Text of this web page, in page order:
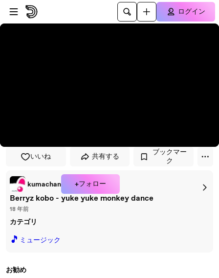
プレイヤーにスキップ
メインコンテンツにスキップ
ログイン
いいね 共有する
ブックマー
ク
kumachan +フォロー
Berryz kobo - yuke yuke monkey dance
18 年前
カテゴリ
🎵 ミュージック
お勧め